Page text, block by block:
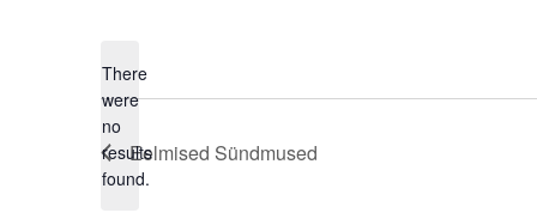
Notice
There
were
no
results
found.
Eelmised Sündmused